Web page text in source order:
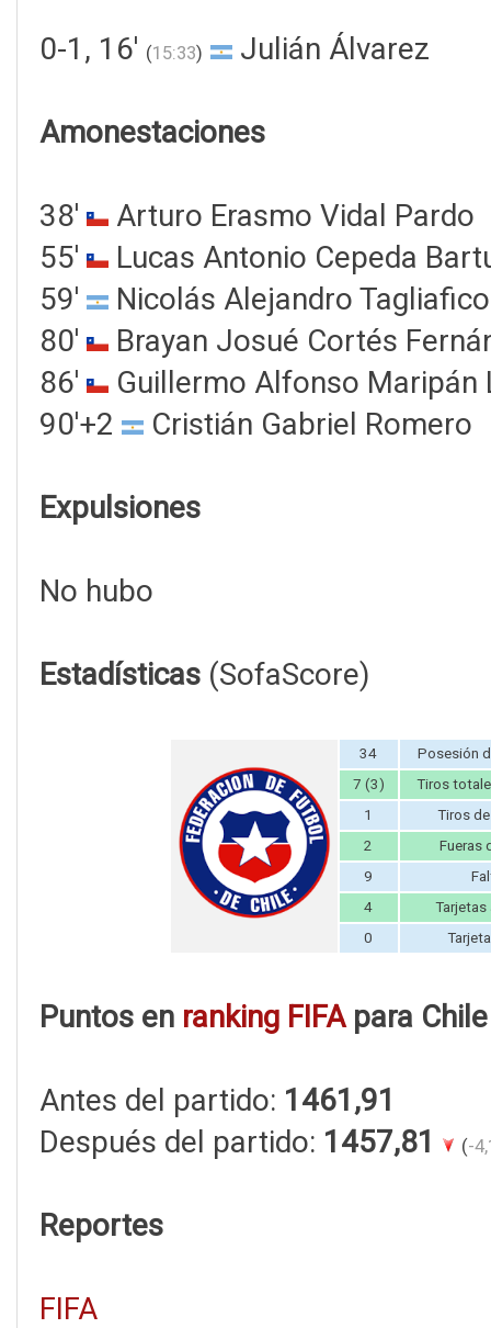
0-1, 16' (15:33) Julián Álvarez
Amonestaciones
38'
Arturo Erasmo Vidal Pardo
55'
Lucas Antonio Cepeda
59'
Nicolás Alejandro Tagliafico
80'
Brayan Josué Cortés
86'
Guillermo Alfonso Maripán
90'+2
Cristián Gabriel Romero
Expulsiones
No hubo
Estadísticas (SofaScore)
34
Posesión
7 (3)
Tiros
1
Tiros
2
Fueras
9
4
Tarjetas
0
Puntos en ranking FIFApara Chile
Antes del partido: 1461,91
Después del partido: 1457,81 (-
Reportes
FIFA